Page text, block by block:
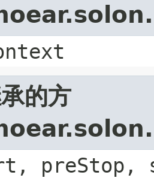
的方
preStop,